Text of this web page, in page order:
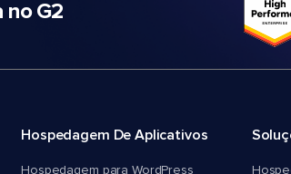
no G2
Hospedagem De Aplicativos
Hospedagem para WordPress